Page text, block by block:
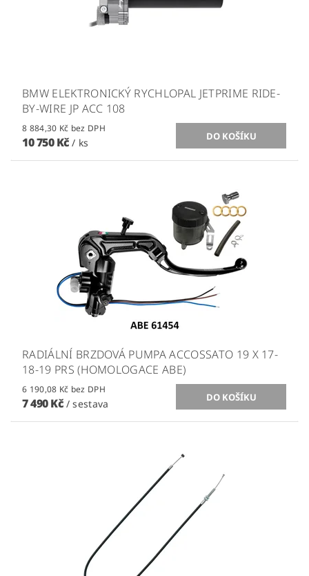
BMW ELEKTRONICKÝ RYCHLOPAL JETPRIME RIDE-
BY-WIRE JP ACC 108
8 884,30 Kč bez DPH
10 750 Kč/ ks
RADIÁLNÍ BRZDOVÁ PUMPA ACCOSSATO 19 X 17-
18-19 PRS (HOMOLOGACE ABE)
6 190,08 Kč bez DPH
7 490 Kč / sestava